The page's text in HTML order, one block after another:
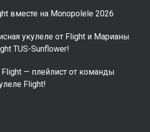
вместе на Monopolele 2026
укулеле от Flight и Марианы
TUS-Sunflower!
Flight — плейлист от команды
Flight!